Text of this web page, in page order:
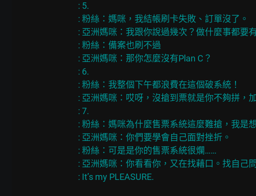
: 5.
: 粉絲：媽咪，我結帳刷卡失敗、訂單沒了。
: 亞洲媽咪：我跟你說過幾次？做什麼事都要
: 粉絲：備案也刷不過
: 亞洲媽咪：那你怎麼沒有Plan C？
: 6.
: 粉絲：我整個下午都浪費在這個破系統！
: 亞洲媽咪：哎呀，沒搶到票就是你不夠拼，
: 7.
: 粉絲：媽咪為什麼售票系統這麼難搶，我是
: 亞洲媽咪：你們要學會自己面對挫折。
: 粉絲：可是是你的售票系統很爛……
: 亞洲媽咪：你看看你，又在找藉口。找自己